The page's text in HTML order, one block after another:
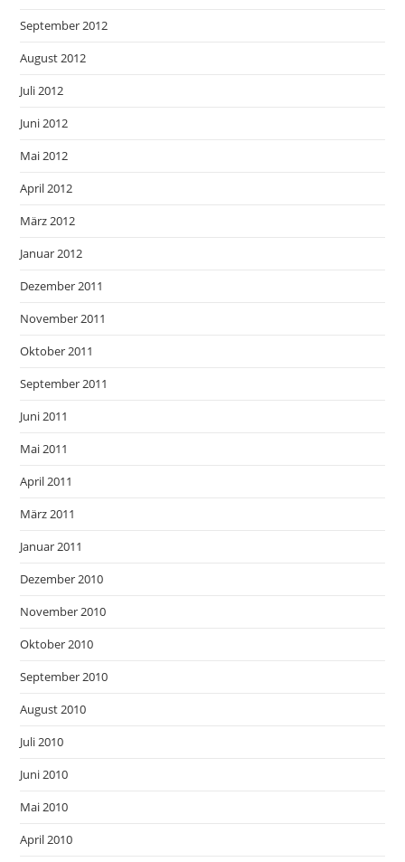
September 2012
August 2012
Juli 2012
Juni 2012
Mai 2012
April 2012
März 2012
Januar 2012
Dezember 2011
November 2011
Oktober 2011
September 2011
Juni 2011
Mai 2011
April 2011
März 2011
Januar 2011
Dezember 2010
November 2010
Oktober 2010
September 2010
August 2010
Juli 2010
Juni 2010
Mai 2010
April 2010